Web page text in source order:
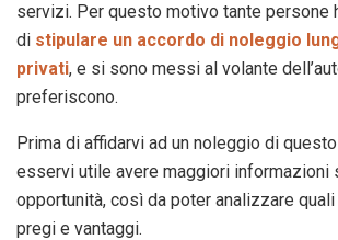
servizi. Per questo motivo tante persone
di stipulare un accordo di noleggio
privati, e si sono messi al volante
preferiscono.
Prima di affidarvi ad un noleggio di
esservi utile avere maggiori informazioni
opportunità, così da poter analizzare
pregi e vantaggi.